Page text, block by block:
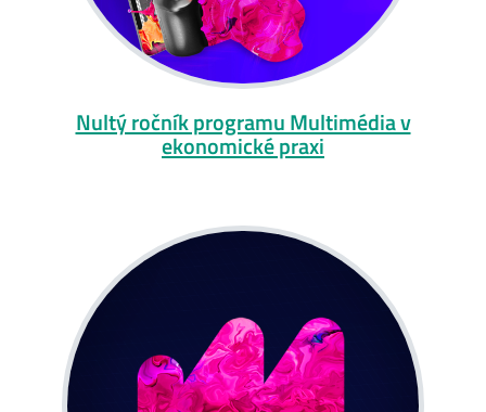
Nultý ročník programu Multimédia v
ekonomické praxi